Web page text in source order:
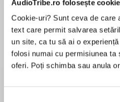
AudioTribe.ro folosește
Cookie-uri? Sunt ceva de care
text care permit salvarea
un site, ca tu să ai o
folosi numai cu permisiunea
oferi. Poți schimba sau anula
Desprecarte
The sixth book in the
TIMES bestselling